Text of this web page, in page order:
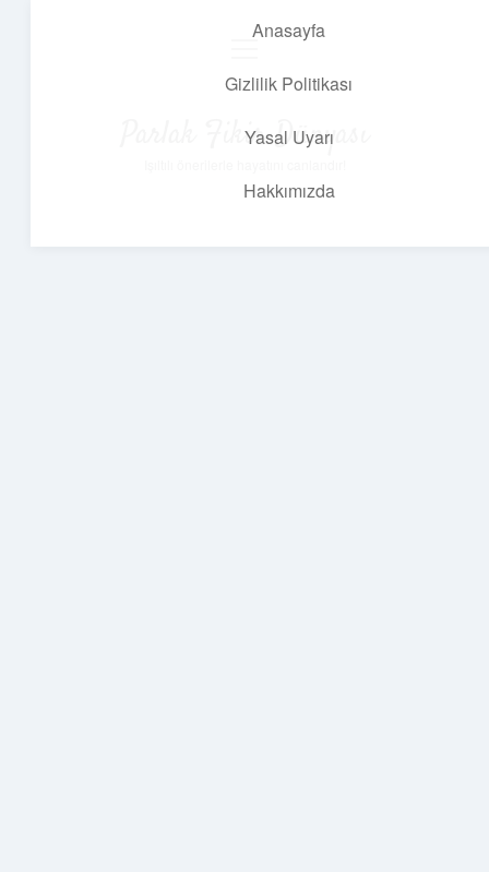
Anasayfa
Gizlilik Politikası
Yasal Uyarı
Hakkımızda
Parlak Fikir Dünyası